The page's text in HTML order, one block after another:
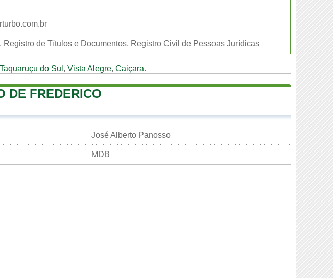
Registro de Títulos e Documentos, Registro Civil de Pessoas Jurídicas
Taquaruçu do Sul , Vista Alegre, Caiçara.
DE FREDERICO
José Alberto Panosso
MDB